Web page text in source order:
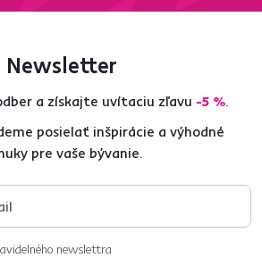
Newsletter
a získajte uvítaciu zľavu -5 %.
posielať inšpirácie a výhodné
pre vaše bývanie.
newslettra